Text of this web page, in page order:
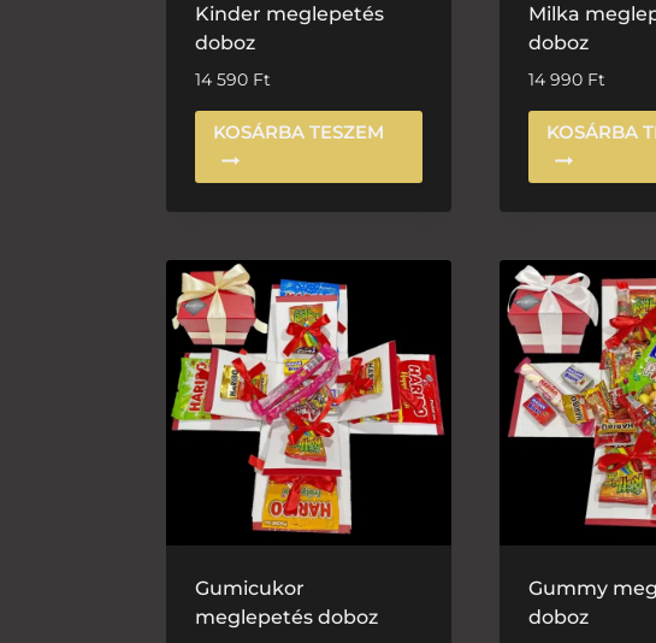
Kinder meglepetés
doboz
14 590 Ft
KOSÁRBA TESZEM
Milka
doboz
14 990 Ft
KOSÁRBA
Gumicukor
meglepetés doboz
Gummy
doboz